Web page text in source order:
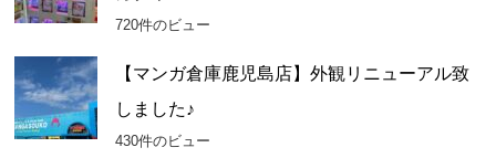
720件のビュー
【マンガ倉庫鹿児島店】外観リニューアル致
しました♪
430件のビュー